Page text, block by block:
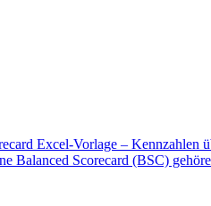
Excel-Vorlage – Kennzahlen
Balanced Scorecard (BSC)